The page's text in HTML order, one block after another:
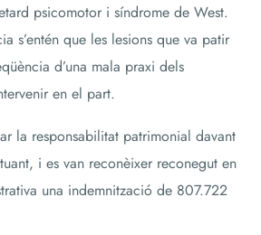
psicomotor i síndrome de West.
s’entén que les lesions que va patir
d’una mala praxi dels
en el part.
la responsabilitat patrimonial davant
i es van reconèixer reconegut en
una indemnització de 807.722